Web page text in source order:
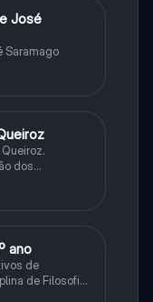
José
Saramago
dos
ano
de
de Filosofia